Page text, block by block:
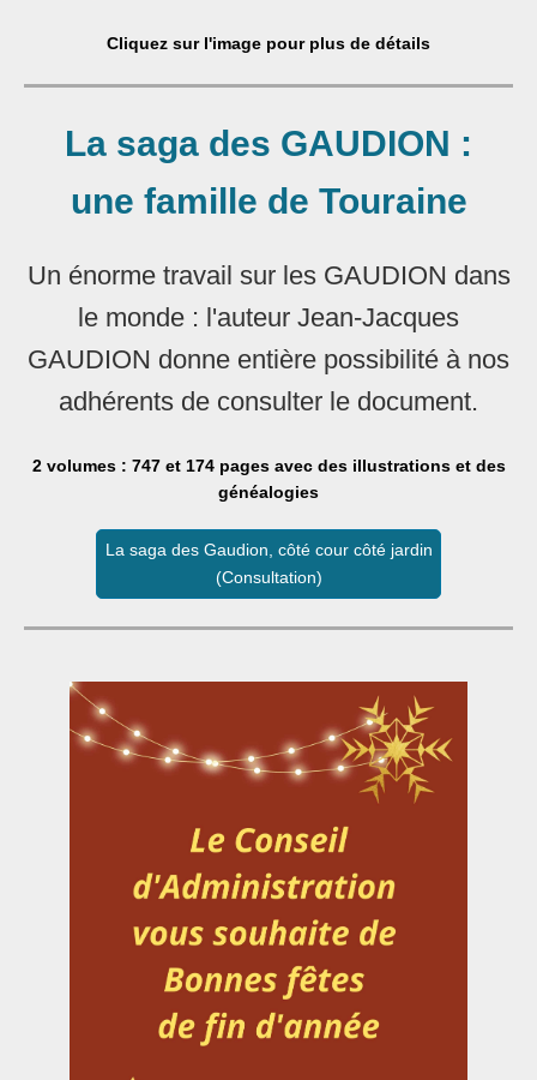
Cliquez sur l'image pour plus de détails
La saga des GAUDION :
une famille de Touraine
Un énorme travail sur les GAUDION dans
le monde : l'auteur Jean-Jacques
GAUDION donne entière possibilité à nos
adhérents de consulter le document.
2 volumes : 747 et 174 pages avec des illustrations et des
généalogies
La saga des Gaudion, côté cour côté jardin
(Consultation)